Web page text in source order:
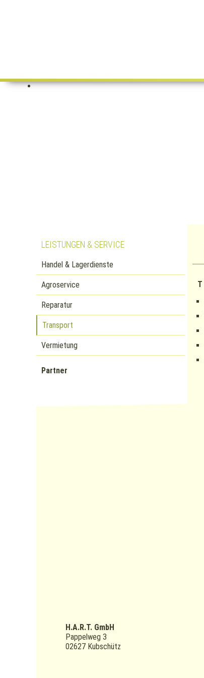
LEISTUNGEN & SERVICE
Handel & Lagerdienste
Agroservice
Reparatur
Transport
Vermietung
Partner
T
H.A.R.T. GmbH
Pappelweg 3
02627 Kubschütz